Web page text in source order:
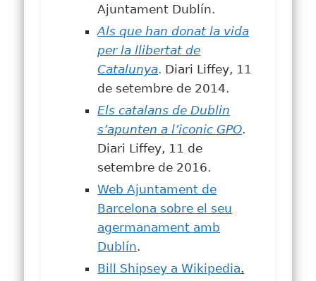
Ajuntament Dublín.
Als que han donat la vida
per la llibertat de
Catalunya. Diari Liffey, 11
de setembre de 2014.
Els catalans de Dublin
s’apunten a l’iconic GPO.
Diari Liffey, 11 de
setembre de 2016.
Web Ajuntament de
Barcelona sobre el seu
agermanament amb
Dublín.
Bill Shipsey a Wikipedia.